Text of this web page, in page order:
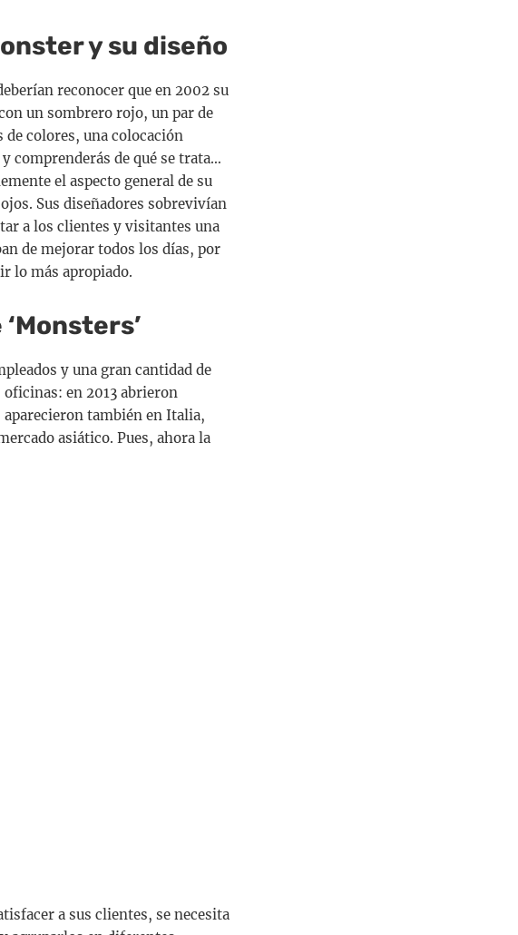
y su diseño
reconocer que en 2002 su
un sombrero rojo, un par de
colores, una colocación
comprenderás de qué se trata…
el aspecto general de su
Sus diseñadores sobrevivían
a los clientes y visitantes una
de mejorar todos los días, por
lo más apropiado.
y una gran cantidad de
oficinas: en 2013 abrieron
también en Italia,
asiático. Pues, ahora la
a sus clientes, se necesita